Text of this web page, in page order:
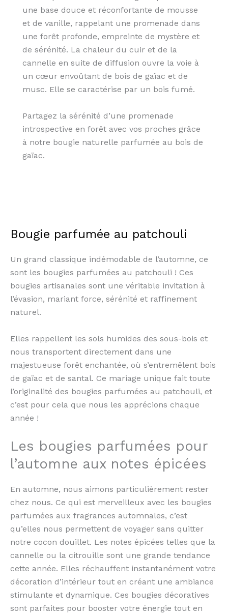
une base douce et réconfortante de mousse
et de vanille, rappelant une promenade dans
une forêt profonde, empreinte de mystère et
de sérénité. La chaleur du cuir et de la
cannelle en suite de diffusion ouvre la voie à
un cœur envoûtant de bois de gaïac et de
musc. Elle se caractérise par un bois fumé.
Partagez la sérénité d’une promenade
introspective en forêt avec vos proches grâce
à notre bougie naturelle parfumée au bois de
gaïac.
Bougie parfumée au patchouli
Un grand classique indémodable de l’automne, ce
sont les bougies parfumées au patchouli ! Ces
bougies artisanales sont une véritable invitation à
l’évasion, mariant force, sérénité et raffinement
naturel.
Elles rappellent les sols humides des sous-bois et
nous transportent directement dans une
majestueuse forêt enchantée, où s’entremêlent bois
de gaïac et de santal. Ce mariage unique fait toute
l’originalité des bougies parfumées au patchouli, et
c’est pour cela que nous les apprécions chaque
année !
Les bougies parfumées pour
l’automne aux notes épicées
En automne, nous aimons particulièrement rester
chez nous. Ce qui est merveilleux avec les bougies
parfumées aux fragrances automnales, c’est
qu’elles nous permettent de voyager sans quitter
notre cocon douillet. Les notes épicées telles que la
cannelle ou la citrouille sont une grande tendance
cette année. Elles réchauffent instantanément votre
décoration d’intérieur tout en créant une ambiance
stimulante et dynamique. Ces bougies décoratives
sont parfaites pour booster votre énergie tout en